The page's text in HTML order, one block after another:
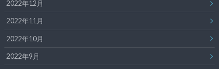
2022年12月
2022年11月
2022年10月
2022年9月